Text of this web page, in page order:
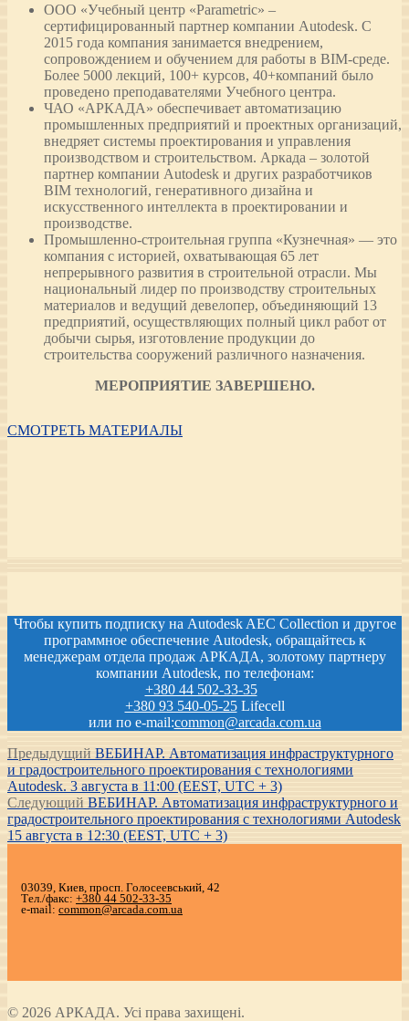
ООО «Учебный центр «Parametric» –
сертифицированный партнер компании Autodesk. С
2015 года компания занимается внедрением,
сопровождением и обучением для работы в BIM-среде.
Более 5000 лекций, 100+ курсов, 40+компаний было
проведено преподавателями Учебного центра.
ЧАО «АРКАДА» обеспечивает автоматизацию
промышленных предприятий и проектных организаций,
внедряет системы проектирования и управления
производством и строительством. Аркада – золотой
партнер компании Autodesk и других разработчиков
BIM технологий, генеративного дизайна и
искусственного интеллекта в проектировании и
производстве.
Промышленно-строительная группа «Кузнечная» — это
компания с историей, охватывающая 65 лет
непрерывного развития в строительной отрасли. Мы
национальный лидер по производству строительных
материалов и ведущий девелопер, объединяющий 13
предприятий, осуществляющих полный цикл работ от
добычи сырья, изготовление продукции до
строительства сооружений различного назначения.
МЕРОПРИЯТИЕ ЗАВЕРШЕНО.
СМОТРЕТЬ МАТЕРИАЛЫ
Чтобы купить подписку на Autodesk AEC Collection и другое
программное обеспечение Autodesk, обращайтесь к
менеджерам отдела продаж АРКАДА, золотому партнеру
компании Autodesk, по телефонам:
+380 44 502-33-35
+380 93 540-05-25 Lifecell
или по e-mail:common@arcada.com.ua
Навигация
по
записям
Предыдущий Предыдущая
запись:
ВЕБИНАР. Автоматизация инфраструктурного
и градостроительного проектирования с технологиями
Autodesk. 3 августа в 11:00 (EEST, UTC + 3)
Следующий Следующая
запись:
ВЕБИНАР. Автоматизация инфраструктурного и
градостроительного проектирования с технологиями Autodesk
15 августа в 12:30 (EEST, UTC + 3)
03039, Киев, просп. Голосеевський, 42
Тел./факс: +380 44 502-33-35
e-mail: common@arcada.com.ua
© 2026 АРКАДА. Усі права захищені.